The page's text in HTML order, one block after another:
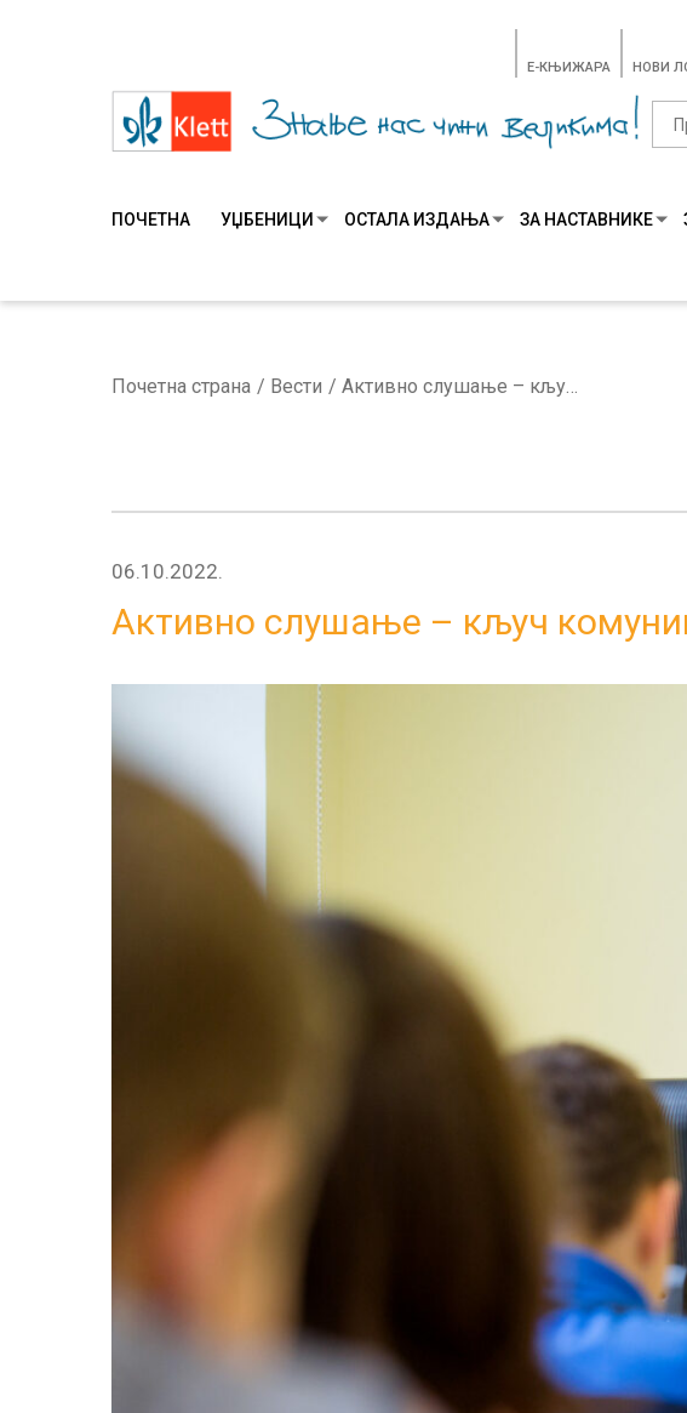
E-КЊИЖАРА НОВИ
ПОЧЕТНА УЏБЕНИЦИ ОСТАЛА ИЗДАЊА ЗА НАСТАВНИКЕ
Почетна страна Вести Активно слушање – кључ комуникације између наставника и ученика
06.10.2022.
Активно слушање – кључ